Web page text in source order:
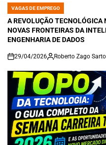
POSTED
IN
VAGAS DE EMPREGO
A REVOLUÇÃO
NOVAS FRONTEIRAS DA
ENGENHARIA DE DADOS
on
29/04/2026 Roberto Zago